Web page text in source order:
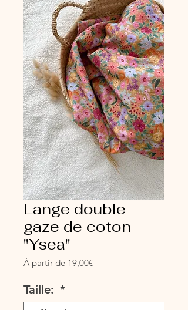
Lange double
gaze de coton
"Ysea"
À partir de 19,00€Prix
Taille: *